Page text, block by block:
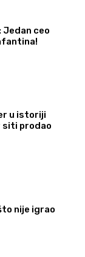
Jedan ceo
u istoriji
siti prodao
nije igrao